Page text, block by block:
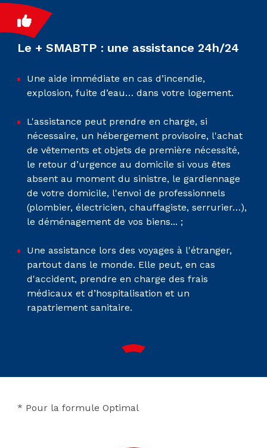
Le + SMABTP : une assistance 24h/24
Une aide immédiate en cas d’incendie,
explosion, fuite d’eau… dans votre logement.
L'assistance peut prendre en charge, si
nécessaire, un hébergement provisoire, l'achat
de vêtements et objets de première nécessité,
le retour d’urgence au domicile si vous êtes
absent au moment du sinistre, le gardiennage
de votre domicile, l'envoi de professionnels
(plombier, électricien, chauffagiste, serrurier…),
le déménagement de vos biens... ;
Une assistance lors des voyages à l'étranger,
partout dans le monde. Elle peut, en cas
d'accident, prendre en charge des frais
médicaux et d’hospitalisation et un
rapatriement sanitaire.
* Pour la formule Optimal